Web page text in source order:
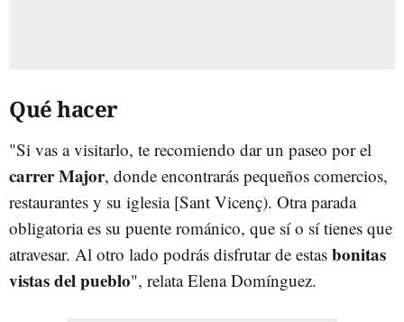
Qué hacer
"Si vas a visitarlo, te recomiendo dar un paseo por el
carrer Major, donde encontrarás pequeños comercios,
restaurantes y su iglesia [Sant Vicenç). Otra parada
obligatoria es su puente románico, que sí o sí tienes que
atravesar. Al otro lado podrás disfrutar de estas bonitas
vistas del pueblo", relata Elena Domínguez.